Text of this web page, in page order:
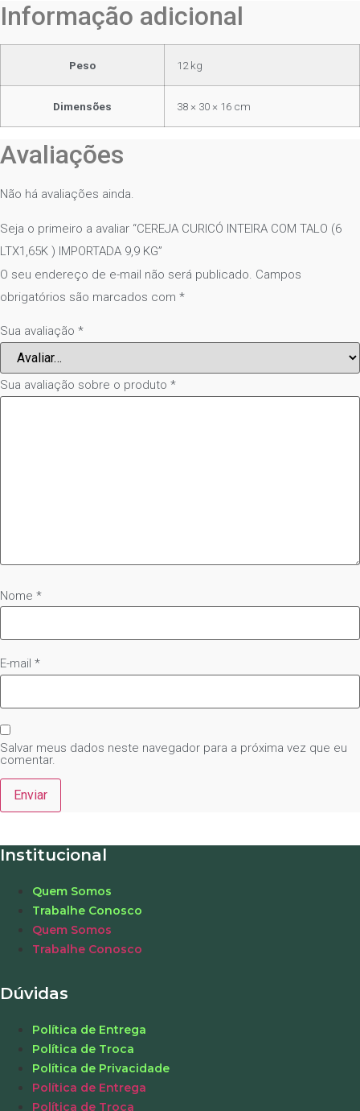
Informação adicional
Peso 12 kg
Dimensões 38 × 30 × 16 cm
Avaliações
Não há avaliações ainda.
Seja o primeiro a avaliar “CEREJA CURICÓ INTEIRA COM TALO (6
LTX1,65K ) IMPORTADA 9,9 KG”
O seu endereço de e-mail não será publicado. Campos
obrigatórios são marcados com *
Sua avaliação *
Sua avaliação sobre o produto *
Nome *
E-mail *
Salvar meus dados neste navegador para a próxima vez que eu
comentar.
Institucional
Quem Somos
Trabalhe Conosco
Quem Somos
Trabalhe Conosco
Dúvidas
Política de Entrega
Política de Troca
Política de Privacidade
Política de Entrega
Política de Troca